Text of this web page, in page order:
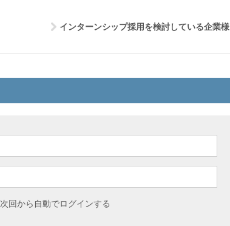
インターンシップ採用を検討している企業
次回から自動でログインする